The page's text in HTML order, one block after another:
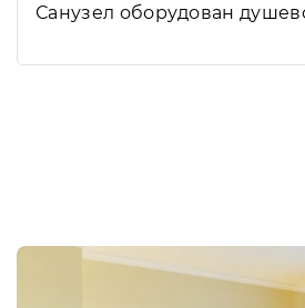
Санузел оборудован